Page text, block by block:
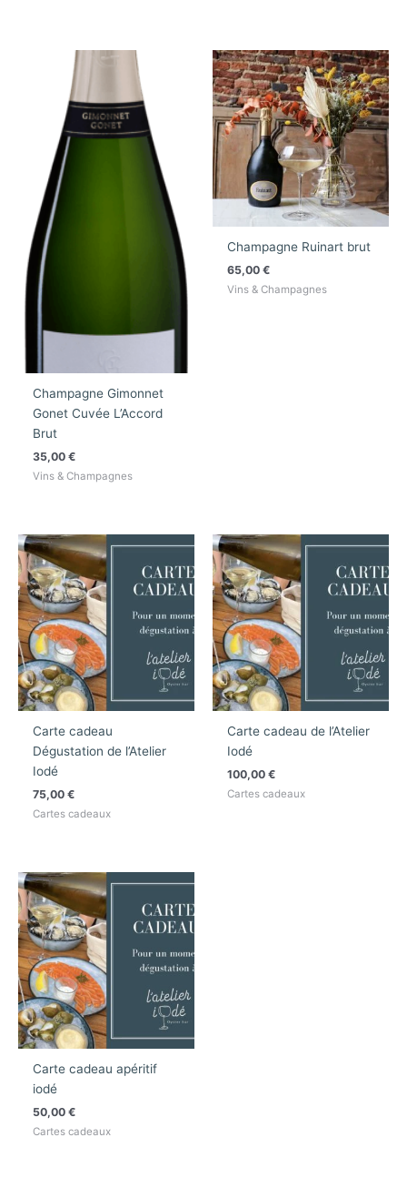
Champagne Gimonnet
Gonet Cuvée L’Accord
Brut
35,00€
Vins & Champagnes
Champagne Ruinart brut
65,00€
Vins & Champagnes
Carte cadeau
Dégustation de l’Atelier
Iodé
75,00€
Cartes cadeaux
Carte cadeau de l’Atelier
Iodé
100,00€
Cartes cadeaux
Carte cadeau apéritif
iodé
50,00€
Cartes cadeaux